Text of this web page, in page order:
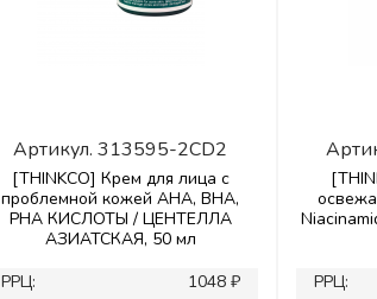
Артикул.313595-2CD2
[THINKCO] Крем для лица с
проблемной кожей AHA, BHA,
PHA КИСЛОТЫ / ЦЕНТЕЛЛА
АЗИАТСКАЯ, 50 мл
РРЦ:
1048 ₽
РРЦ: